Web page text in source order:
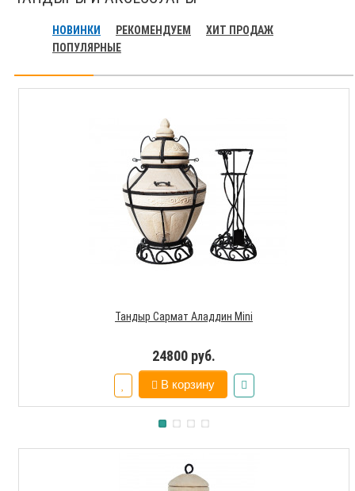
НОВИНКИ РЕКОМЕНДУЕМ
ХИТ ПРОДАЖ
ПОПУЛЯРНЫЕ
Тандыр Сармат Аладдин Mini
24800 руб.
В корзину